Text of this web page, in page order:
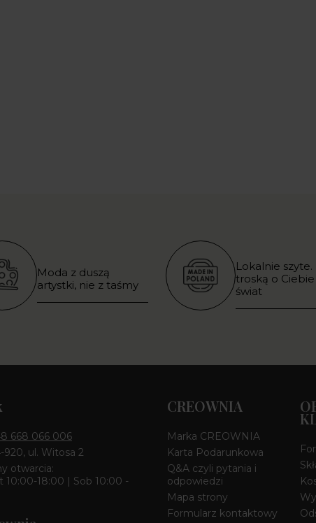
Moda z duszą
artystki, nie z taśmy
Lokalnie szyte.
troską o Ciebie
świat
668 066 006
920, ul. Witosa 2
otwarcia:
10:00-18:00 | Sob 10:00 -
CREOWNIA
Marka CREOWNIA
Karta Podarunkowa
Q&A czyli pytania i
odpowiedzi
Mapa strony
Formularz kontaktowy